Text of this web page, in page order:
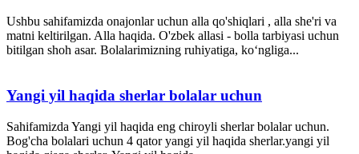
Ushbu sahifamizda onajonlar uchun alla qo'shiqlari , alla she'ri va
matni keltirilgan. Alla haqida. O'zbek allasi - bolla tarbiyasi uchun
bitilgan shoh asar. Bolalarimizning ruhiyatiga, ko‘ngliga...
Yangi yil haqida sherlar bolalar uchun
Sahifamizda Yangi yil haqida eng chiroyli sherlar bolalar uchun.
Bog'cha bolalari uchun 4 qator yangi yil haqida sherlar.yangi yil